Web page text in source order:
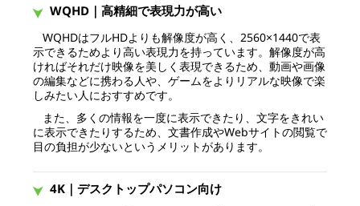
WQHD｜高精細で表現力が高い
WQHDはフルHDよりも解像度が高く、2560×1440で表
示できるためより高い表現力を持っています。解像度が高
ければそれだけ映像を美しく表現できるため、動画や画像
の編集などに携わる人や、ゲームをよりリアルな映像で楽
しみたい人におすすめです。
また、多くの情報を一度に表示できたり、文字をきれい
に表示できたりするため、文書作成やWebサイトの閲覧で
目の負担が少ないというメリットがあります。
4K｜デスクトップパソコン向け